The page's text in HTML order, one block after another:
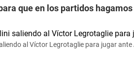
que en los partidos
al Víctor Legrotaglie para jugar